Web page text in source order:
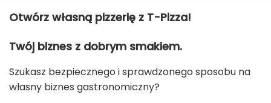
Otwórz własną pizzerię z T-Pizza!
Twój biznes z dobrym smakiem.
Szukasz bezpiecznego i sprawdzonego sposobu na
własny biznes gastronomiczny?